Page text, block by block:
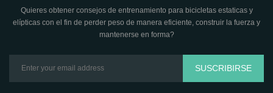
Quieres obtener consejos de entrenamiento para bicicletas estaticas y
elípticas con el fin de perder peso de manera eficiente, construir la fuerza y
mantenerse en forma?
SUSCRIBIRSE